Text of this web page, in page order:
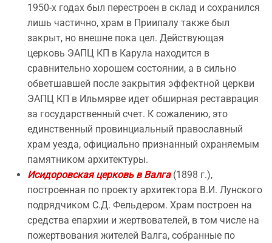
1950-х годах был перестроен в склад и сохранился
лишь частично, храм в Приипалу также был
закрыт, но внешне пока цел. Действующая
церковь ЭАПЦ КП в Карула находится в
сравнительно хорошем состоянии, а в сильно
обветшавшей после закрытия эффектной церкви
ЭАПЦ КП в Ильмярве идет обширная реставрация
за государственный счет. К сожалению, это
единственный провинциальный православный
храм уезда, официально признанный охраняемым
памятником архитектуры.
Исидоровская церковь в Валга(1898 г.),
построенная по проекту архитектора В.И. Лунского
подрядчиком С.Д. Фельдером. Храм построен на
средства епархии и жертвователей, в том числе на
пожертвования жителей Валга, собранные по